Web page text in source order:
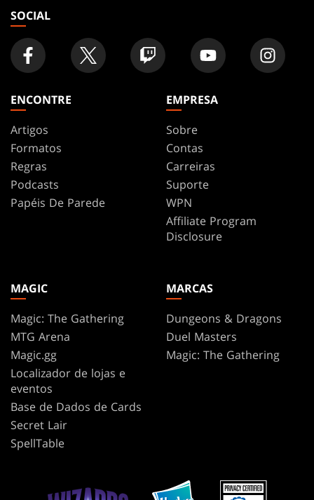
SOCIAL
ENCONTRE
Artigos
Formatos
Regras
Podcasts
Papéis De Parede
EMPRESA
Sobre
Contas
Carreiras
Suporte
WPN
Affiliate Program
Disclosure
MAGIC
Magic: The Gathering
MTG Arena
Magic.gg
Localizador de lojas e
eventos
Base de Dados de Cards
Secret Lair
SpellTable
MARCAS
Dungeons & Dragons
Duel Masters
Magic: The Gathering